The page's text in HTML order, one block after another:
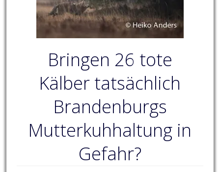
Bringen 26 tote
Kälber tatsächlich
Brandenburgs
Mutterkuhhaltung in
Gefahr?